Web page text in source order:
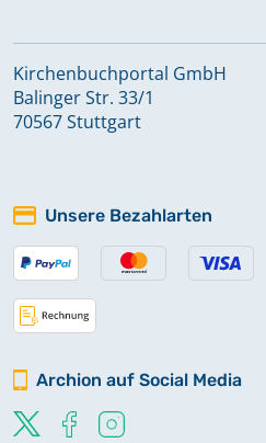
Kirchenbuchportal GmbH
Balinger Str. 33/1
70567 Stuttgart
Unsere Bezahlarten
Archion auf Social Media